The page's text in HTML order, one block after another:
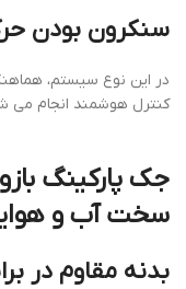
سنکرون بودن
در این نوع سیستم،
کنترل هوشمند انجام می
جک پارکینگ
سخت آب و
بدنه مقاوم در